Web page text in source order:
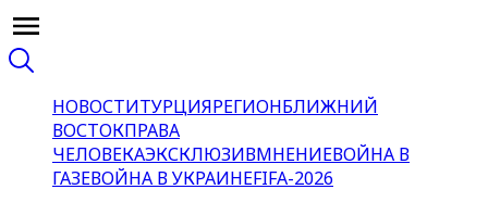
НОВОСТИТУРЦИЯРЕГИОНБЛИЖНИЙ
ВОСТОКПРАВА
ЧЕЛОВЕКАЭКСКЛЮЗИВМНЕНИЕВОЙНА В
ГАЗЕВОЙНА В УКРАИНЕFIFA-2026